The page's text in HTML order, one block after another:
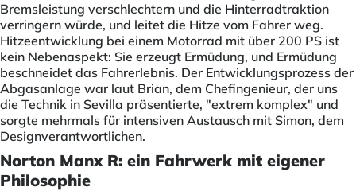
Bremsleistung verschlechtern und die Hinterradtraktion
verringern würde, und leitet die Hitze vom Fahrer weg.
Hitzeentwicklung bei einem Motorrad mit über 200 PS ist
kein Nebenaspekt: Sie erzeugt Ermüdung, und Ermüdung
beschneidet das Fahrerlebnis. Der Entwicklungsprozess der
Abgasanlage war laut Brian, dem Chefingenieur, der uns
die Technik in Sevilla präsentierte, "extrem komplex" und
sorgte mehrmals für intensiven Austausch mit Simon, dem
Designverantwortlichen.
Norton Manx R: ein Fahrwerk mit eigener
Philosophie